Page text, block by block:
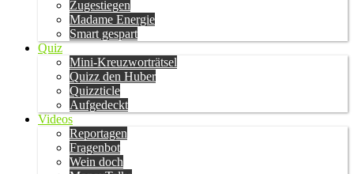
Zugestiegen
Madame Energie
Smart gespart
Quiz
Mini-Kreuzworträtsel
Quizz den Huber
Quizzticle
Aufgedeckt
Videos
Reportagen
Fragenbot
Wein doch